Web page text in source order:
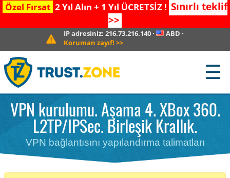
Özel Fırsat 2 Yıl Alın + 1 Yıl ÜCRETSİZ ! Sınırlı teklif
>>
IP adresiniz:216.73.216.140 · ABD ·
Koruman zayıf! >>
☰
VPN kurulumu. Aşama 4. XBox 360.
L2TP/IPSec. Birleşik Krallık.
VPN bağlantısını yapılandırma talimatları